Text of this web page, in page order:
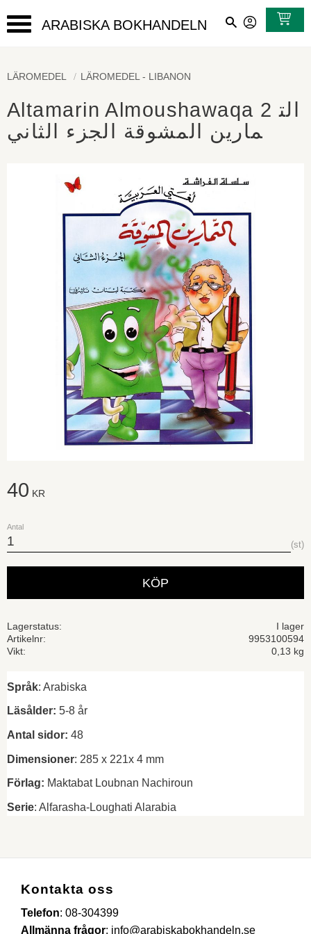
Meny ARABISKA BOKHANDELN
LÄROMEDEL LÄROMEDEL - LIBANON
Altamarin Almoushawaqa 2 الت
مارين المشوقة الجزء الثاني
40 KR
Antal
st
KÖP
Lagerstatus
I lager
Artikelnr
9953100594
Vikt
0,13 kg
Språk: Arabiska
Läsålder: 5-8 år
Antal sidor: 48
Dimensioner: 285 x 221x 4 mm
Förlag: Maktabat Loubnan Nachiroun
Serie: Alfarasha-Loughati Alarabia
Kontakta oss
Telefon: 08-304399
Allmänna frågor: info@arabiskabokhandeln.se